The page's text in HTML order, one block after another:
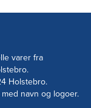
varer fra
Holstebro.
navn og logoer.